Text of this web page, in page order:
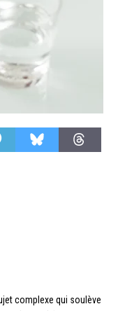
complexe qui soulève